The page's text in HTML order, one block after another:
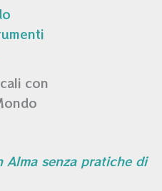
con
senza pratiche di